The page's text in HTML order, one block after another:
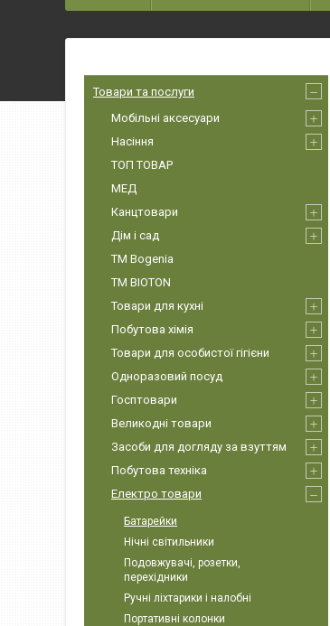
Товари та послуги
Мобільні аксесуари
Насіння
ТОП ТОВАР
МЕД
Канцтовари
Дім і сад
ТМ Bogenia
ТМ BIOTON
Товари для кухні
Побутова хімія
Товари для особистої гігієни
Одноразовий посуд
Госптовари
Великодні товари
Засоби для догляду за взуттям
Побутова техніка
Електро товари
Батарейки
Нічні світильники
Подовжувачі, розетки,
перехідники
Ручні ліхтарики і налобні
Портативні колонки